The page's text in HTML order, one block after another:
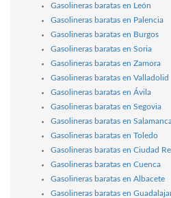
Gasolineras baratas en León
Gasolineras baratas en Palencia
Gasolineras baratas en Burgos
Gasolineras baratas en Soria
Gasolineras baratas en Zamora
Gasolineras baratas en Valladolid
Gasolineras baratas en Ávila
Gasolineras baratas en Segovia
Gasolineras baratas en
Gasolineras baratas en Toledo
Gasolineras baratas en Ciudad
Gasolineras baratas en Cuenca
Gasolineras baratas en Albacete
Gasolineras baratas en